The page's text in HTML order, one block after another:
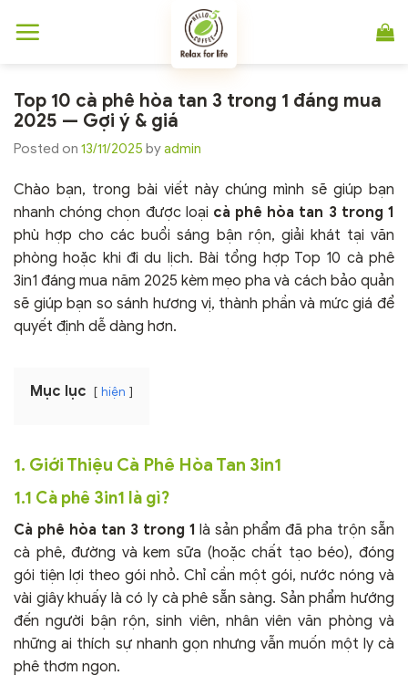
đến
Top 10 cà phê hòa tan 3 trong 1 đáng mua
2025 — Gợi ý & giá
Posted on 13/11/2025 byadmin
Chào bạn, trong bài viết này chúng mình sẽ giúp bạn
nhanh chóng chọn được loại cà phê hòa tan 3 trong 1
phù hợp cho các buổi sáng bận rộn, giải khát tại văn
phòng hoặc khi đi du lịch. Bài tổng hợp Top 10 cà phê
3in1 đáng mua năm 2025 kèm mẹo pha và cách bảo quản
sẽ giúp bạn so sánh hương vị, thành phần và mức giá để
quyết định dễ dàng hơn.
Mục lục hiện
1. Giới Thiệu Cà Phê Hòa Tan 3in1
1.1 Cà phê 3in1 là gì?
Cà phê hòa tan 3 trong 1 là sản phẩm đã pha trộn sẵn
cà phê, đường và kem sữa (hoặc chất tạo béo), đóng
gói tiện lợi theo gói nhỏ. Chỉ cần một gói, nước nóng và
vài giây khuấy là có ly cà phê sẵn sàng. Sản phẩm hướng
đến người bận rộn, sinh viên, nhân viên văn phòng và
những ai thích sự nhanh gọn nhưng vẫn muốn một ly cà
phê thơm ngon.